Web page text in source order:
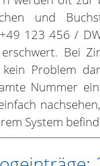
und
123 456 /
Bei
Problem
Nummer
System